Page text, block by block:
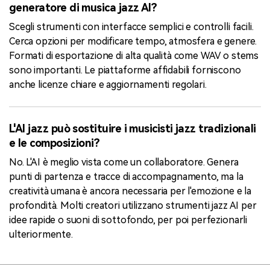
generatore di musica jazz AI?
Scegli strumenti con interfacce semplici e controlli facili.
Cerca opzioni per modificare tempo, atmosfera e genere.
Formati di esportazione di alta qualità come WAV o stems
sono importanti. Le piattaforme affidabili forniscono
anche licenze chiare e aggiornamenti regolari.
L'AI jazz può sostituire i musicisti jazz tradizionali
e le composizioni?
No. L'AI è meglio vista come un collaboratore. Genera
punti di partenza e tracce di accompagnamento, ma la
creatività umana è ancora necessaria per l'emozione e la
profondità. Molti creatori utilizzano strumenti jazz AI per
idee rapide o suoni di sottofondo, per poi perfezionarli
ulteriormente.